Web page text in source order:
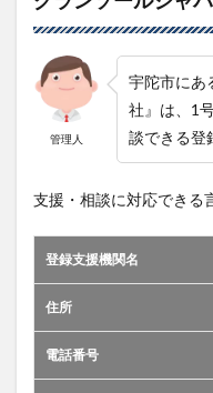
管理人
宇陀市にあ
社』は、1
談できる登
支援・相談に対応できる
登録支援機関名
住所
電話番号